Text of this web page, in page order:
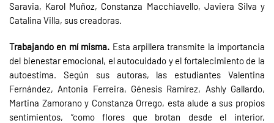
Saravia, Karol Muñoz, Constanza Macchiavello, Javiera Silva y
Catalina Villa, sus creadoras.
Trabajando en mí misma. Esta arpillera transmite la importancia
del bienestar emocional, el autocuidado y el fortalecimiento de la
autoestima. Según sus autoras, las estudiantes Valentina
Fernández, Antonia Ferreira, Génesis Ramírez, Ashly Gallardo,
Martina Zamorano y Constanza Orrego, esta alude a sus propios
sentimientos, “como flores que brotan desde el interior,